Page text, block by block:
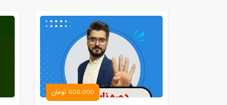
600,000 تومان